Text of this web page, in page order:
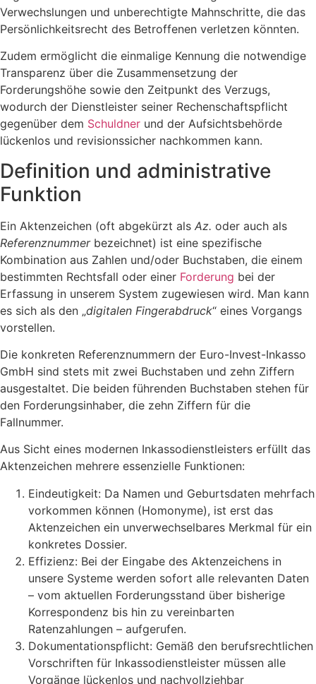
Verwechslungen und unberechtigte Mahnschritte, die das
Persönlichkeitsrecht des Betroffenen verletzen könnten.
Zudem ermöglicht die einmalige Kennung die notwendige
Transparenz über die Zusammensetzung der
Forderungshöhe sowie den Zeitpunkt des Verzugs,
wodurch der Dienstleister seiner Rechenschaftspflicht
gegenüber dem Schuldner und der Aufsichtsbehörde
lückenlos und revisionssicher nachkommen kann.
​Definition und administrative
Funktion
​Ein Aktenzeichen (oft abgekürzt als Az. oder auch als
Referenznummerbezeichnet) ist eine spezifische
Kombination aus Zahlen und/oder Buchstaben, die einem
bestimmten Rechtsfall oder einer Forderung bei der
Erfassung in unserem System zugewiesen wird. Man kann
es sich als den „digitalen Fingerabdruck“ eines Vorgangs
vorstellen.
Die konkreten Referenznummern der Euro-Invest-Inkasso
GmbH sind stets mit zwei Buchstaben und zehn Ziffern
ausgestaltet. Die beiden führenden Buchstaben stehen für
den Forderungsinhaber, die zehn Ziffern für die
Fallnummer.
​Aus Sicht eines modernen Inkassodienstleisters erfüllt das
Aktenzeichen mehrere essenzielle Funktionen:
​Eindeutigkeit: Da Namen und Geburtsdaten mehrfach
vorkommen können (Homonyme), ist erst das
Aktenzeichen ein unverwechselbares Merkmal für ein
konkretes Dossier.
​Effizienz: Bei der Eingabe des Aktenzeichens in
unsere Systeme werden sofort alle relevanten Daten
– vom aktuellen Forderungsstand über bisherige
Korrespondenz bis hin zu vereinbarten
Ratenzahlungen – aufgerufen.
​Dokumentationspflicht: Gemäß den berufsrechtlichen
Vorschriften für Inkassodienstleister müssen alle
Vorgänge lückenlos und nachvollziehbar